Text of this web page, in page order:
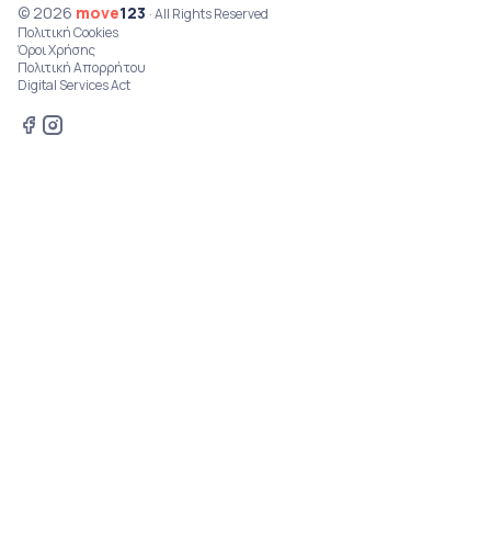
© 2026 move123 · All Rights Reserved
Πολιτική Cookies
Όροι Χρήσης
Πολιτική Απορρήτου
Digital Services Act